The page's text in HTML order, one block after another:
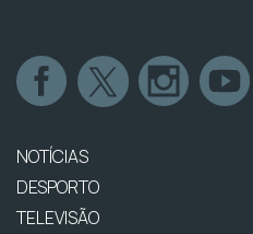
NOTÍCIAS
DESPORTO
TELEVISÃO